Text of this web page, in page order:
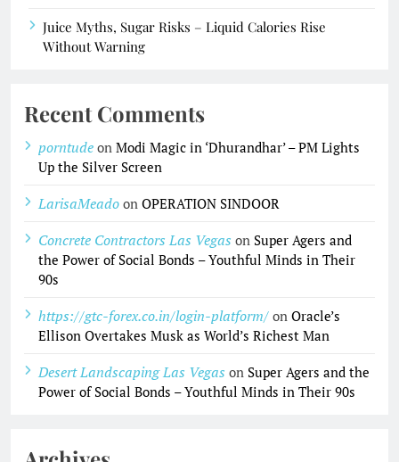
Juice Myths, Sugar Risks – Liquid Calories Rise
Without Warning
Recent Comments
porntude on Modi Magic in ‘Dhurandhar’ – PM Lights
Up the Silver Screen
LarisaMeado on OPERATION SINDOOR
Concrete Contractors Las Vegas on Super Agers and
the Power of Social Bonds – Youthful Minds in Their
90s
https://gtc-forex.co.in/login-platform/ on Oracle’s
Ellison Overtakes Musk as World’s Richest Man
Desert Landscaping Las Vegas on Super Agers and the
Power of Social Bonds – Youthful Minds in Their 90s